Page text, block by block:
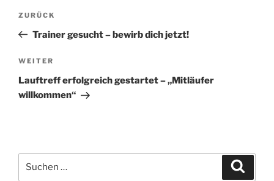
Beitragsnavigation
Vorheriger
Beitrag
ZURÜCK
Trainer gesucht – bewirb dich jetzt!
Nächster
Beitrag
WEITER
Lauftreff erfolgreich gestartet – „Mitläufer
willkommen“
nach: